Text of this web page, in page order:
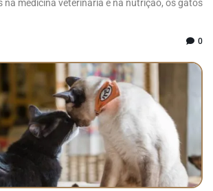
na medicina veterinária e na nutrição, os gatos
0